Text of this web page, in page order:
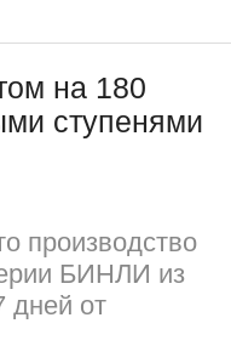
на 180
ступенями
производство
БИНЛИ из
дней от